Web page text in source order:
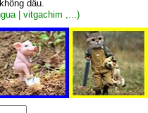
dấu.
| vitgachim ,...)